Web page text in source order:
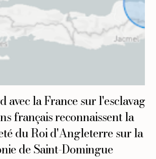
avec la France sur l'esclavage,
français reconnaissent la
du Roi d'Angleterre sur la
de Saint-Domingue